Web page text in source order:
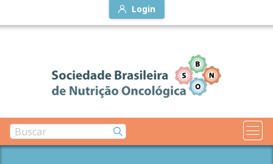
Login